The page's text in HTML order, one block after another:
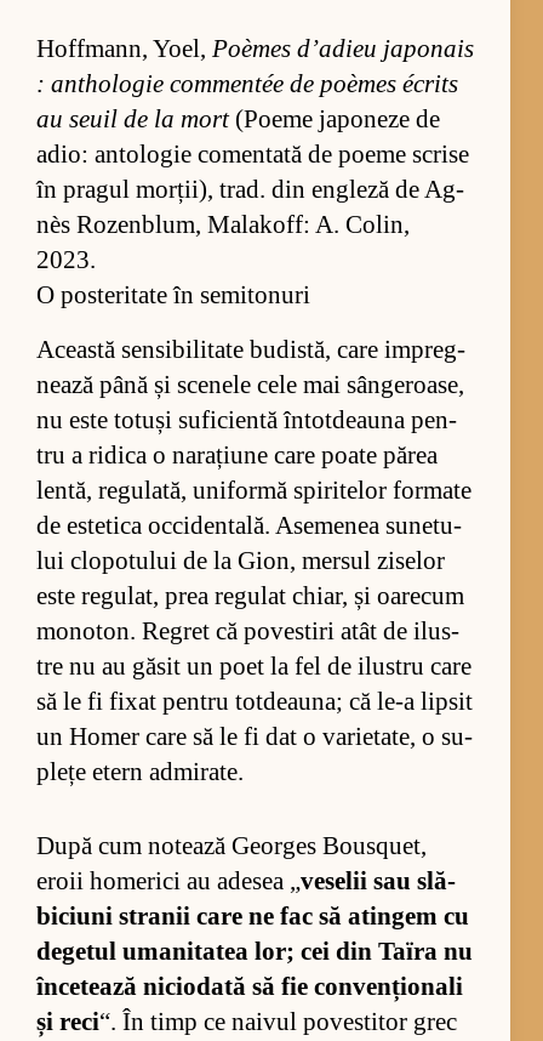
Hoffmann, Yo­el, Poè­mes d’a­dieu ja­po­nais
: an­tho­lo­gie com­men­tée de poè­mes écrits
au se­uil de la mort(Po­eme ja­po­neze de
adio: an­to­lo­gie co­men­tată de po­eme scrise
în pra­gul mor­ții), trad. din en­gleză de Ag­
nès Ro­zen­blum, Ma­la­koff: A. Co­lin,
2023.
O posteritate în semitonuri
Această sen­si­bi­li­tate bu­dis­tă, care im­preg­
ne­ază până și sce­nele cele mai sân­ge­roa­se,
nu este to­tuși su­fi­cientă în­tot­dea­una pen­
tru a ri­dica o na­ra­țiune care poate pă­rea
len­tă, re­gu­la­tă, uni­formă spi­ri­te­lor for­mate
de es­te­tica oc­ci­den­ta­lă. Ase­me­nea su­ne­tu­
lui clo­po­tu­lui de la Gion, mer­sul zi­se­lor
este re­gu­lat, prea re­gu­lat chiar, și oa­re­cum
mo­no­ton. Re­gret că po­ves­tiri atât de ilus­
tre nu au gă­sit un poet la fel de ilus­tru care
să le fi fi­xat pen­tru tot­dea­u­na; că le-a lip­sit
un Ho­mer care să le fi dat o va­ri­e­ta­te, o su­
plețe etern ad­mi­ra­te.
După cum no­tează Ge­or­ges Bo­us­qu­et,
eroii ho­me­rici au ade­sea „ve­se­lii sau slă­
bi­ciuni stra­nii care ne fac să atin­gem cu
de­ge­tul uma­ni­ta­tea lor; cei din Ta­ïra nu
în­ce­tează nici­o­dată să fie con­ven­țio­nali
și reci“. În timp ce nai­vul po­ves­ti­tor grec